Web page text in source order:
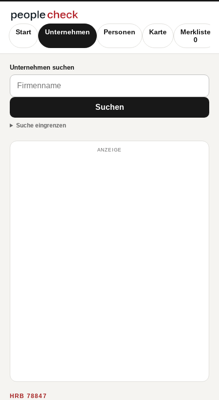
Start Unternehmen Personen Karte
Merkliste
0
Unternehmen suchen
Suchen
Suche eingrenzen
ANZEIGE
HRB 78847